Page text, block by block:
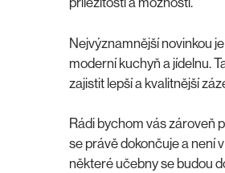
Nejvýznamnější novinkou
moderní kuchyň a jídelnu.
zajistit lepší a kvalitnější
Rádi bychom vás zároveň
se právě dokončuje a není
některé učebny se budou